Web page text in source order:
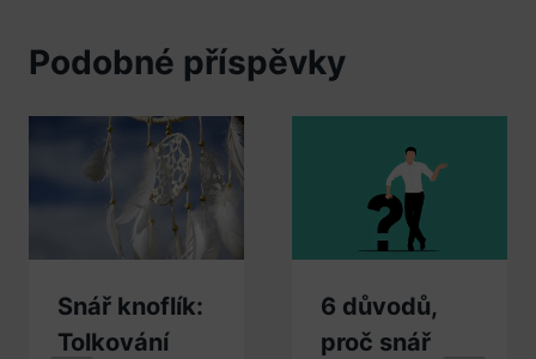
Podobné příspěvky
Snář knoflík:
Tolkování
6 důvodů,
proč snář